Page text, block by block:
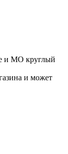
и МО круглый
и может